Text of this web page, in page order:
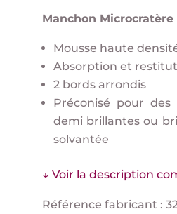
Manchon Microcratère
Mousse haute
Absorption et
2 bords arrondis
Préconisé pour des
demi brillantes ou
solvantée
↓ Voir la description
Référence fabricant :